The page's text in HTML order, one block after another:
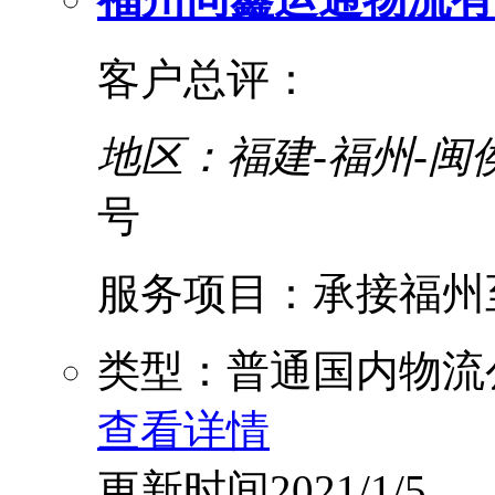
客户总评：
地区：福建-福州-闽
号
服务项目：承接福
类型：普通国内物
查看详情